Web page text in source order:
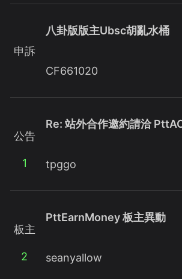
申訴
八卦版版主Ubsc胡亂水桶
CF661020
公告
1
Re: 站外合作邀約請洽
tpggo
板主
2
PttEarnMoney 板主異動
seanyallow